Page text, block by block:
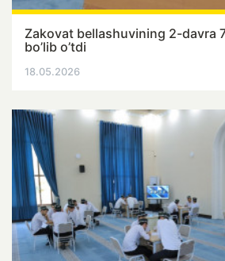
Zakovat bellashuvining 2-davra
bo’lib o’tdi
18.05.2026